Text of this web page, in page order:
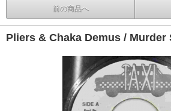
前の商品へ
Pliers & Chaka Demus / Murder